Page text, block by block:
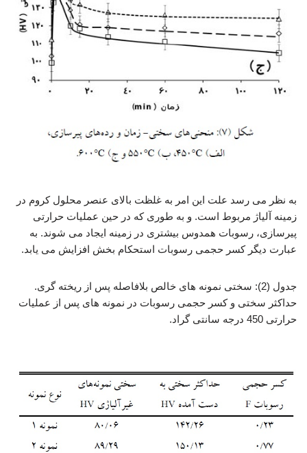
به نظر می رسد علت این امر به غلظت بالای عنصر محلول کروم در
زمینه آلیاژ مربوط است. و به طوری که در حین عملیات حرارتی
پیرسازی، رسوبات همدوس بیشتری در زمینه ایجاد می شوند. به
عبارت دیگر کسر حجمی رسوبات استحکام بخش افزایش می یابد.
جدول (2): سختی نمونه های خالص بلافاصله پس از ریخته گری.
حداکثر سختی و کسر حجمی رسوبات در نمونه های پس از عملیات
حرارتی 450 درجه سانتی گراد.